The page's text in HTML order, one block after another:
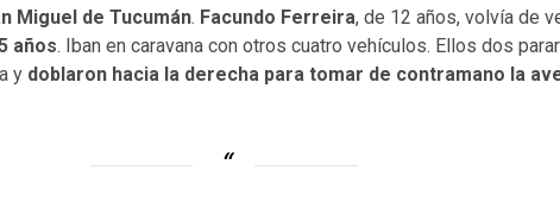
Miguel de Tucumán. Facundo Ferreira, de 12 años, volvía de
años. Iban en caravana con otros cuatro vehículos. Ellos dos
y doblaron hacia la derecha para tomar de contramano la